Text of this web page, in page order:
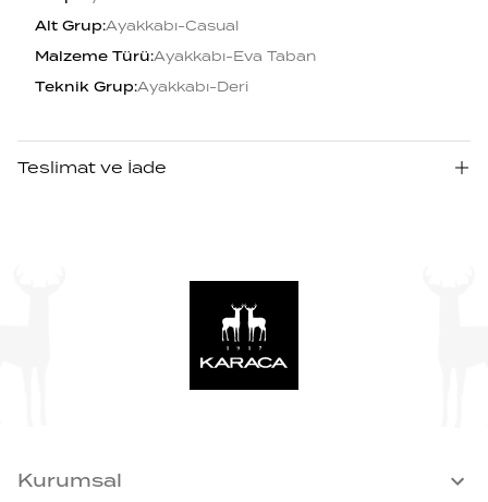
Alt Grup:Ayakkabı-Casual
Malzeme Türü:Ayakkabı-Eva Taban
Teknik Grup:Ayakkabı-Deri
Teslimat ve İade
Kurumsal